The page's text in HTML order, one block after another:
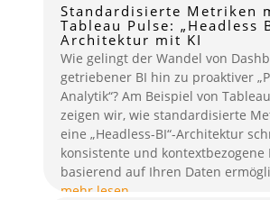
Standardisierte Metriken
Tableau Pulse: „Headless
Architektur mit KI
Wie gelingt der Wandel von
getriebener BI hin zu proaktiver
Analytik“? Am Beispiel von
zeigen wir, wie standardisierte
eine „Headless-BI“-Architektur
konsistente und kontextbezogene
basierend auf Ihren Daten
mehr lesen